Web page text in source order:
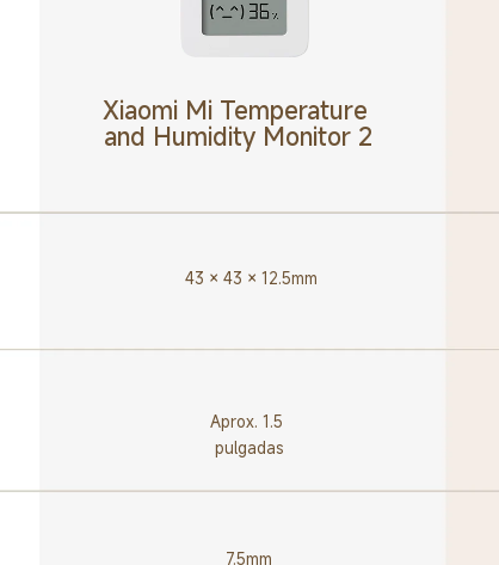
Xiaomi Mi Temperature
and Humidity Monitor 2
43 × 43 × 12.5mm
Aprox. 1.5
pulgadas
7.5mm